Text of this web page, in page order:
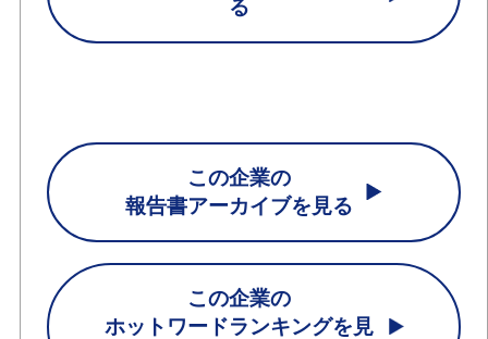
る
この企業の
報告書アーカイブを見る
この企業の
ホットワードランキングを見